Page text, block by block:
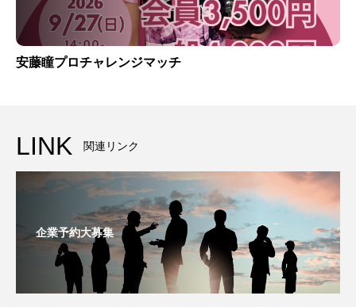
安藤瞳プロチャレンジマッチ
LINK 関連リンク
企業予約大募集